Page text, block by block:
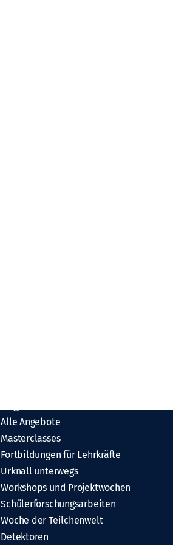
Alle Angebote
Masterclasses
Fortbildungen für Lehrkräfte
Urknall unterwegs
Workshops und Projektwochen
Schülerforschungsarbeiten
Woche der Teilchenwelt
Detektoren